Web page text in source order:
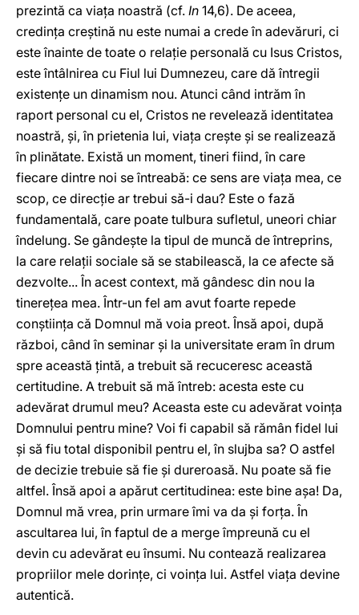
prezintă ca viaţa noastră (cf. In 14,6). De aceea,
credinţa creştină nu este numai a crede în adevăruri, ci
este înainte de toate o relaţie personală cu Isus Cristos,
este întâlnirea cu Fiul lui Dumnezeu, care dă întregii
existenţe un dinamism nou. Atunci când intrăm în
raport personal cu el, Cristos ne revelează identitatea
noastră, şi, în prietenia lui, viaţa creşte şi se realizează
în plinătate. Există un moment, tineri fiind, în care
fiecare dintre noi se întreabă: ce sens are viaţa mea, ce
scop, ce direcţie ar trebui să-i dau? Este o fază
fundamentală, care poate tulbura sufletul, uneori chiar
îndelung. Se gândeşte la tipul de muncă de întreprins,
la care relaţii sociale să se stabilească, la ce afecte să
dezvolte... În acest context, mă gândesc din nou la
tinereţea mea. Într-un fel am avut foarte repede
conştiinţa că Domnul mă voia preot. Însă apoi, după
război, când în seminar şi la universitate eram în drum
spre această ţintă, a trebuit să recuceresc această
certitudine. A trebuit să mă întreb: acesta este cu
adevărat drumul meu? Aceasta este cu adevărat voinţa
Domnului pentru mine? Voi fi capabil să rămân fidel lui
şi să fiu total disponibil pentru el, în slujba sa? O astfel
de decizie trebuie să fie şi dureroasă. Nu poate să fie
altfel. Însă apoi a apărut certitudinea: este bine aşa! Da,
Domnul mă vrea, prin urmare îmi va da şi forţa. În
ascultarea lui, în faptul de a merge împreună cu el
devin cu adevărat eu însumi. Nu contează realizarea
propriilor mele dorinţe, ci voinţa lui. Astfel viaţa devine
autentică.